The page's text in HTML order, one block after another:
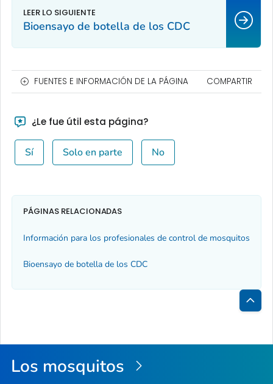
Bioensayo de botella de los CDC
FUENTES E INFORMACIÓN DE LA PÁGINA COMPARTIR
¿Le fue útil esta página?
Sí Solo en parte No
PÁGINAS RELACIONADAS
Información para los profesionales de control de mosquitos
Bioensayo de botella de los CDC
la
Los mosquitos